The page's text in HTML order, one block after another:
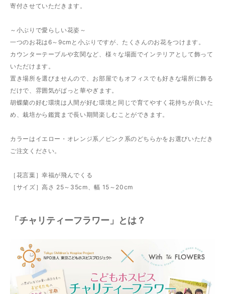
寄付させていただきます。
～小ぶりで愛らしい花姿～
一つのお花は6～9cmと小ぶりですが、たくさんのお花をつけます。
カウンターテーブルや玄関など、様々な場面でインテリアとして飾って
いただけます。
置き場所を選びませんので、お部屋でもオフィスでも好きな場所に飾る
だけで、雰囲気がぱっと華やぎます。
胡蝶蘭の好む環境は人間が好む環境と同じで育てやすく花持ちが良いた
め、栽培から鑑賞まで長い期間楽しむことができます。
カラーはイエロー・オレンジ系／ピンク系のどちらかをお選びいただき
ご注文ください。
［花言葉］幸福が飛んでくる
［サイズ］高さ 25～35cm、幅 15～20cm
「チャリティーフラワー」とは？